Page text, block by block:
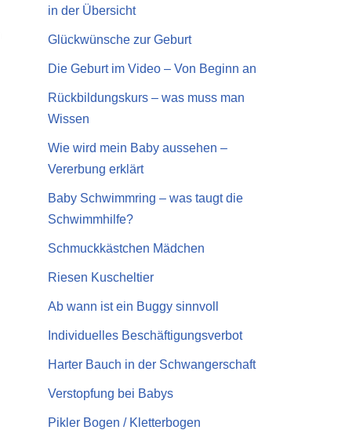
in der Übersicht
Glückwünsche zur Geburt
Die Geburt im Video – Von Beginn an
Rückbildungskurs – was muss man
Wissen
Wie wird mein Baby aussehen –
Vererbung erklärt
Baby Schwimmring – was taugt die
Schwimmhilfe?
Schmuckkästchen Mädchen
Riesen Kuscheltier
Ab wann ist ein Buggy sinnvoll
Individuelles Beschäftigungsverbot
Harter Bauch in der Schwangerschaft
Verstopfung bei Babys
Pikler Bogen / Kletterbogen